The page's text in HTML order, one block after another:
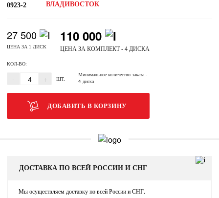
0923-2 ВЛАДИВОСТОК
27 500
ЦЕНА ЗА 1 ДИСК
110 000
ЦЕНА ЗА КОМПЛЕКТ - 4 ДИСКА
КОЛ-ВО:
- + ШТ.
Минимальное количество заказа-
4 диска
ДОБАВИТЬ В КОРЗИНУ
ДОСТАВКА ПО ВСЕЙ РОССИИ И СНГ
Мы осуществляем доставку по всей России и СНГ.